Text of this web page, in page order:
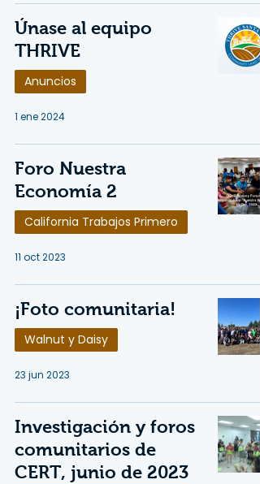
Únase al equipo
THRIVE
Anuncios
1 ene 2024
Foro Nuestra
Economía 2
California Trabajos Primero
11 oct 2023
¡Foto comunitaria!
Walnut y Daisy
23 jun 2023
Investigación y foros
comunitarios de
CERT, junio de 2023